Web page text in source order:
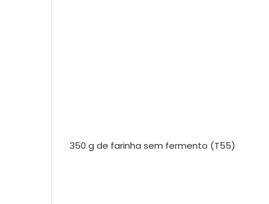
350 g de farinha sem fermento (T55)